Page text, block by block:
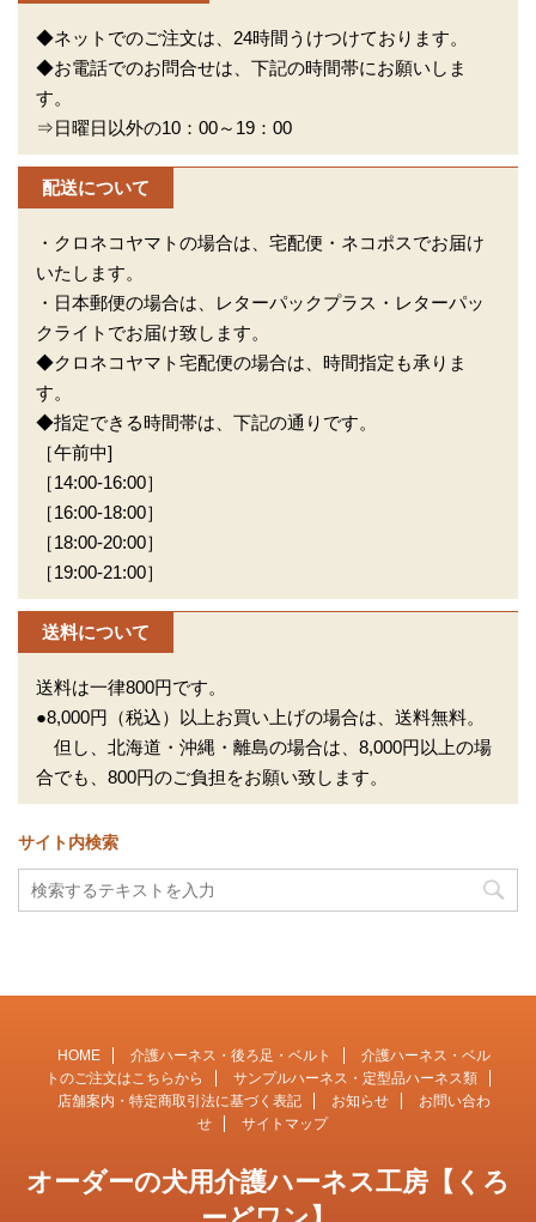
◆ネットでのご注文は、24時間うけつけております。
◆お電話でのお問合せは、下記の時間帯にお願いしま
す。
⇒日曜日以外の10：00～19：00
配送について
・クロネコヤマトの場合は、宅配便・ネコポスでお届け
いたします。
・日本郵便の場合は、レターパックプラス・レターパッ
クライトでお届け致します。
◆クロネコヤマト宅配便の場合は、時間指定も承りま
す。
◆指定できる時間帯は、下記の通りです。
［午前中]
［14:00-16:00］
［16:00-18:00］
［18:00-20:00］
［19:00-21:00］
送料について
送料は一律800円です。
●8,000円（税込）以上お買い上げの場合は、送料無料。
但し、北海道・沖縄・離島の場合は、8,000円以上の場
合でも、800円のご負担をお願い致します。
サイト内検索
HOME 介護ハーネス・後ろ足・ベルト
介護ハーネス・ベル
トのご注文はこちらから
サンプルハーネス・定型品ハーネス類
店舗案内・特定商取引法に基づく表記
お知らせ
お問い合わ
せ
サイトマップ
オーダーの犬用介護ハーネス工房【くろ